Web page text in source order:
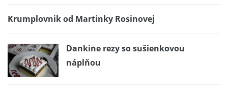
Krumplovnik od Martinky Rosinovej
Dankine rezy so sušienkovou
náplňou